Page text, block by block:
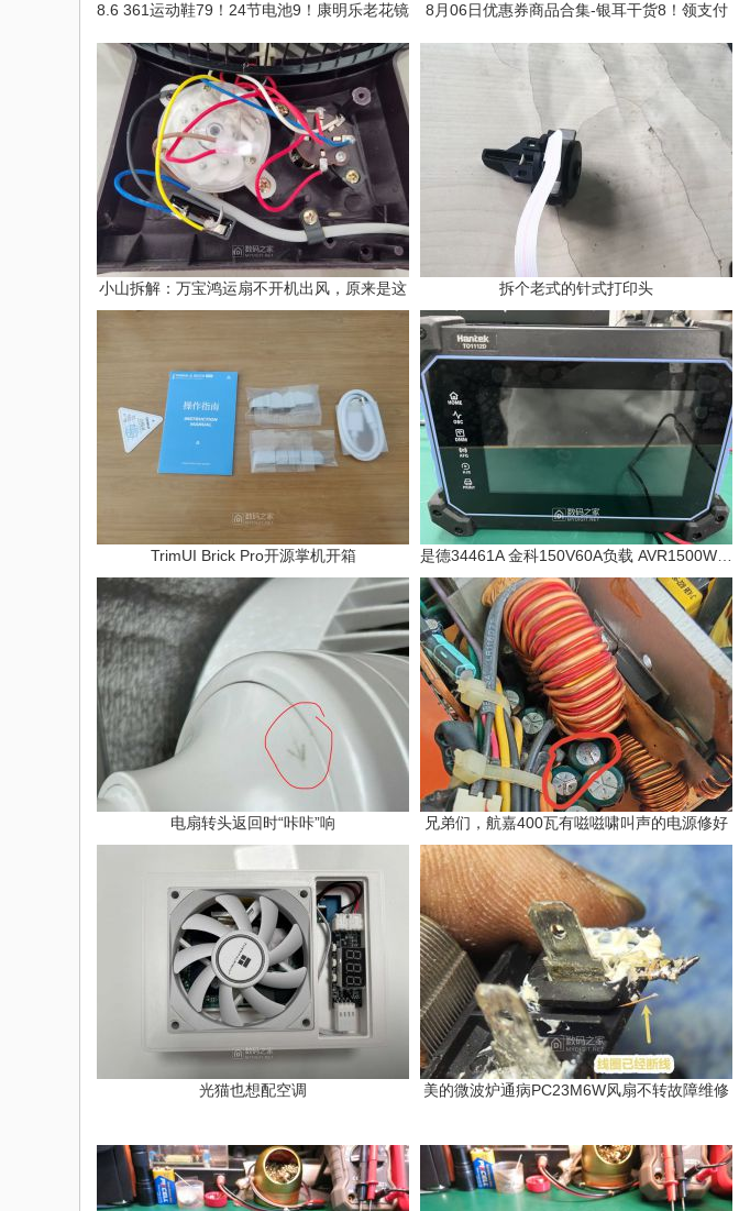
8.6 361运动鞋79！24节电池9！康明乐老花镜 8月06日优惠券商品合集-银耳干货8！领支付
小山拆解：万宝鸿运扇不开机出风，原来是这 拆个老式的针式打印头
TrimUI Brick Pro开源掌机开箱
电扇转头返回时“咔咔”响 兄弟们，航嘉400瓦有嗞嗞啸叫声的电源修好
光猫也想配空调 美的微波炉通病PC23M6W风扇不转故障维修